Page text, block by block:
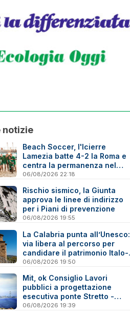
notizie
Beach Soccer, l'Icierre
Lamezia batte 4-2 la Roma e
centra la permanenza nel
massimo torneo nazionale
06/08/2026 22:18
Rischio sismico, la Giunta
approva le linee di indirizzo
per i Piani di prevenzione
06/08/2026 19:55
La Calabria punta all’Unesco:
via libera al percorso per
candidare il patrimonio Italo-
Greco medievale
06/08/2026 19:50
Mit, ok Consiglio Lavori
pubblici a progettazione
esecutiva ponte Stretto -
Reazioni
06/08/2026 19:39